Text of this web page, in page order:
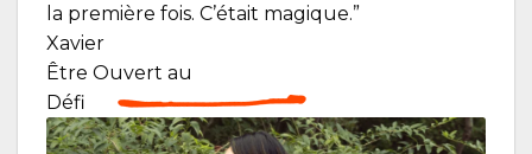
la première fois. C’était magique.”
Xavier
Être Ouvert au
Défi